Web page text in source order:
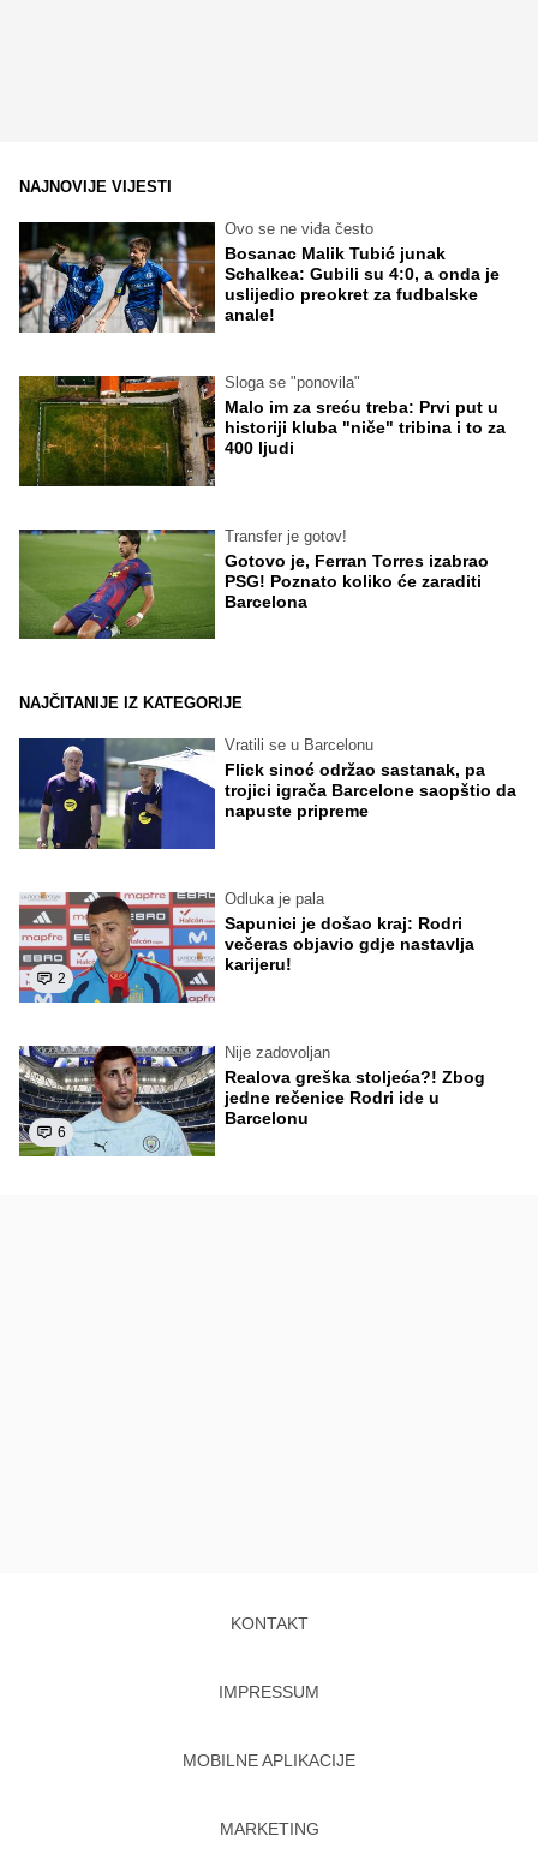
NAJNOVIJE VIJESTI
Ovo se ne viđa često
Bosanac Malik Tubić junak
Schalkea: Gubili su 4:0, a onda je
uslijedio preokret za fudbalske
anale!
Sloga se "ponovila"
Malo im za sreću treba: Prvi put u
historiji kluba "niče" tribina i to za
400 ljudi
Transfer je gotov!
Gotovo je, Ferran Torres izabrao
PSG! Poznato koliko će zaraditi
Barcelona
NAJČITANIJE IZ KATEGORIJE
Vratili se u Barcelonu
Flick sinoć održao sastanak, pa
trojici igrača Barcelone saopštio da
napuste pripreme
2
Odluka je pala
Sapunici je došao kraj: Rodri
večeras objavio gdje nastavlja
karijeru!
6
Nije zadovoljan
Realova greška stoljeća?! Zbog
jedne rečenice Rodri ide u
Barcelonu
KONTAKT
IMPRESSUM
MOBILNE APLIKACIJE
MARKETING